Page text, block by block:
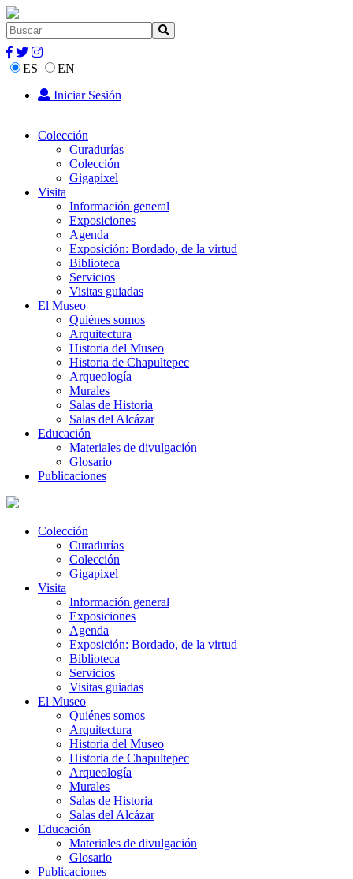
ES
EN
Iniciar Sesión
Colección
Curadurías
Colección
Gigapixel
Visita
Información general
Exposiciones
Agenda
Exposición: Bordado, de la virtud
Biblioteca
Servicios
Visitas guiadas
El Museo
Quiénes somos
Arquitectura
Historia del Museo
Historia de Chapultepec
Arqueología
Murales
Salas de Historia
Salas del Alcázar
Educación
Materiales de divulgación
Glosario
Publicaciones
Colección
Curadurías
Colección
Gigapixel
Visita
Información general
Exposiciones
Agenda
Exposición: Bordado, de la virtud
Biblioteca
Servicios
Visitas guiadas
El Museo
Quiénes somos
Arquitectura
Historia del Museo
Historia de Chapultepec
Arqueología
Murales
Salas de Historia
Salas del Alcázar
Educación
Materiales de divulgación
Glosario
Publicaciones